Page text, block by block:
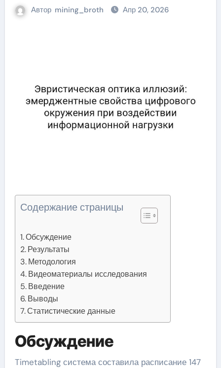
Автор mining_broth Апр 20, 2026
Содержание страницы
Обсуждение
Результаты
Методология
Видеоматериалы исследования
Введение
Выводы
Статистические данные
Обсуждение
Timetabling система составила расписание 147